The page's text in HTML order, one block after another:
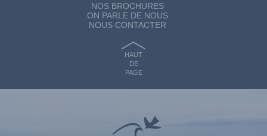
NOS BROCHURES
ON PARLE DE NOUS
NOUS CONTACTER
HAUT
DE
PAGE